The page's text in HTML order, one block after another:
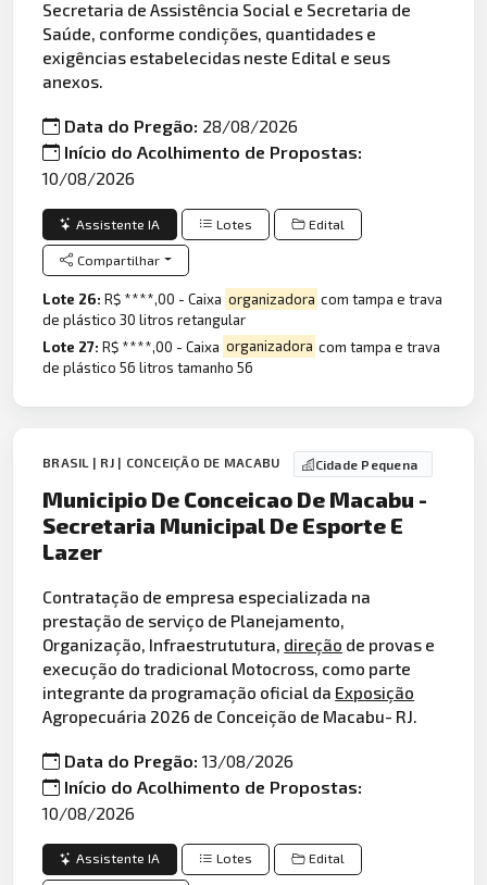
Secretaria de Assistência Social e Secretaria de
Saúde, conforme condições, quantidades e
exigências estabelecidas neste Edital e seus
anexos.
Data do Pregão: 28/08/2026
Início do Acolhimento de Propostas:
10/08/2026
Assistente IA Lotes Edital
Compartilhar
Lote 26:R$ ****,00 - Caixa organizadora com tampa e trava
de plástico 30 litros retangular
Lote 27:R$ ****,00 - Caixa organizadora com tampa e trava
de plástico 56 litros tamanho 56
BRASIL | RJ | CONCEIÇÃO DE MACABU Cidade Pequena
Municipio De Conceicao De Macabu -
Secretaria Municipal De Esporte E
Lazer
Contratação de empresa especializada na
prestação de serviço de Planejamento,
Organização, Infraestrututura, direção de provas e
execução do tradicional Motocross, como parte
integrante da programação oficial da Exposição
Agropecuária 2026 de Conceição de Macabu- RJ.
Data do Pregão:13/08/2026
Início do Acolhimento de Propostas:
10/08/2026
Assistente IA Lotes Edital